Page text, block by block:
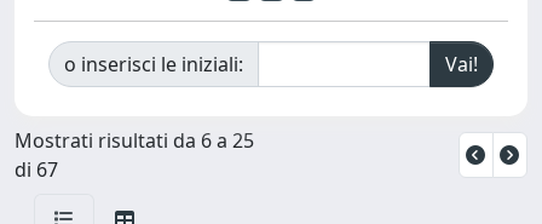
o inserisci le iniziali:
Mostrati risultati da 6 a 25
di 67